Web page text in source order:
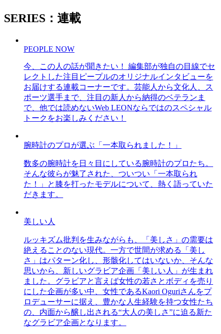
SERIES：連載
PEOPLE NOW
今、この人の話が聞きたい！ 編集部が独自の目線でセ
レクトした注目ピープルのオリジナルインタビューを
お届けする連載コーナーです。芸能人から文化人、ス
ポーツ選手まで、注目の新人から納得のベテランま
で、他では読めないWeb LEONならではのスペシャル
トークをお楽しみください！
腕時計のプロが選ぶ「一本取られました！」
数多の腕時計を日々目にしている腕時計のプロたち。
そんな彼らが魅了された、ついつい「一本取られ
た！」と膝を打ったモデルについて、熱く語っていた
だきます。
美しい人
ルッキズム批判を生みながらも、「美しさ」の需要は
絶えることのない現代。一方で世間が求める「美し
さ」はパターン化し、形骸化してはいないか、そんな
思いから、新しいグラビア企画「美しい人」が生まれ
ました。グラビアと言えば女性の若さとボディを売り
にした企画が多い中、女性であるKaori Oguriさんをプ
ロデューサーに据え、豊かな人生経験を持つ女性たち
の、内面から醸し出される“大人の美しさ”に迫る新た
なグラビア企画となります。